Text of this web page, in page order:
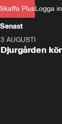
Skaffa PlusLogga in
Farnerud gäst
Senast
3 AUGUSTI
Djurgården